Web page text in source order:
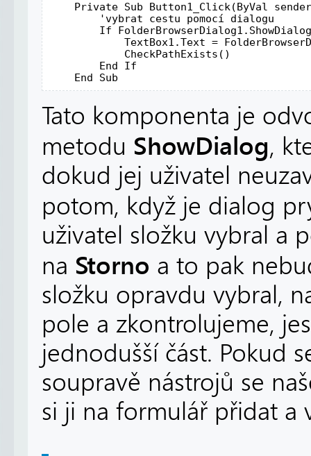
Private Sub Button1_Click(ByVal
'vybrat cestu pomocí dialogu
If
TextBox1.Text =
            CheckPathExists()
End
If
End
Sub
Tato komponenta je
metodu ShowDialog,
dokud jej uživatel
potom, když je dialog
uživatel složku vybral a
na Storno a to pak
složku opravdu vybral,
pole a zkontrolujeme,
jednodušší část. Pokud
soupravě nástrojů se
si ji na formulář přidat a